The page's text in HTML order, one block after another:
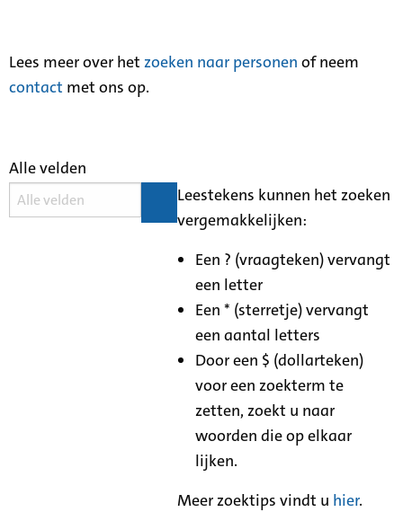
Lees meer over het zoeken naar personen of neem
contact met ons op.
Alle velden
Leestekens kunnen het zoeken
vergemakkelijken:
Een ? (vraagteken) vervangt
een letter
Een * (sterretje) vervangt
een aantal letters
Door een $ (dollarteken)
voor een zoekterm te
zetten, zoekt u naar
woorden die op elkaar
lijken.
Meer zoektips vindt u hier.